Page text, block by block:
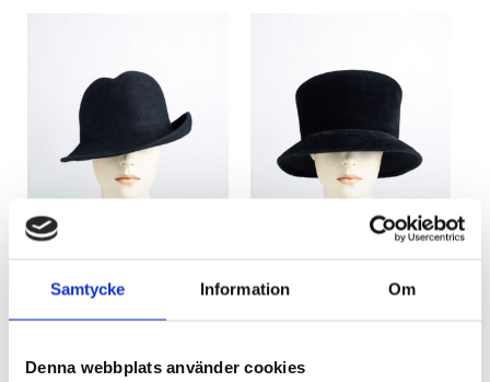
Samtycke Information Om
Denna webbplats använder cookies
READ MORE
ODEKORERAD FILTHATT – H007
READ MORE